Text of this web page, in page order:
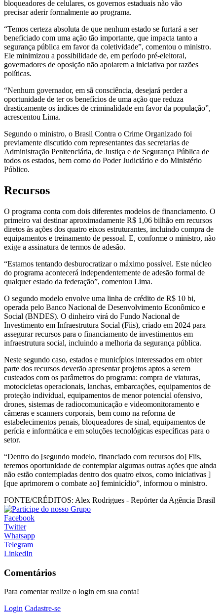
bloqueadores de celulares, os governos estaduais não vão
precisar aderir formalmente ao programa.
“Temos certeza absoluta de que nenhum estado se furtará a ser
beneficiado com uma ação tão importante, que impacta tanto a
segurança pública em favor da coletividade”, comentou o ministro.
Ele minimizou a possibilidade de, em período pré-eleitoral,
governadores de oposição não apoiarem a iniciativa por razões
políticas.
“Nenhum governador, em sã consciência, desejará perder a
oportunidade de ter os benefícios de uma ação que reduza
drasticamente os índices de criminalidade em favor da população”,
acrescentou Lima.
Segundo o ministro, o Brasil Contra o Crime Organizado foi
previamente discutido com representantes das secretarias de
Administração Penitenciária, de Justiça e de Segurança Pública de
todos os estados, bem como do Poder Judiciário e do Ministério
Público.
Recursos
O programa conta com dois diferentes modelos de financiamento. O
primeiro vai destinar aproximadamente R$ 1,06 bilhão em recursos
diretos às ações dos quatro eixos estruturantes, incluindo compra de
equipamentos e treinamento de pessoal. E, conforme o ministro, não
exige a assinatura de termos de adesão.
“Estamos tentando desburocratizar o máximo possível. Este núcleo
do programa acontecerá independentemente de adesão formal de
qualquer estado da federação”, comentou Lima.
O segundo modelo envolve uma linha de crédito de R$ 10 bi,
operada pelo Banco Nacional de Desenvolvimento Econômico e
Social (BNDES). O dinheiro virá do Fundo Nacional de
Investimento em Infraestrutura Social (Fiis), criado em 2024 para
assegurar recursos para o financiamento de investimentos em
infraestrutura social, incluindo a melhoria da segurança pública.
Neste segundo caso, estados e municípios interessados em obter
parte dos recursos deverão apresentar projetos aptos a serem
custeados com os parâmetros do programa: compra de viaturas,
motocicletas operacionais, lanchas, embarcações, equipamentos de
proteção individual, equipamentos de menor potencial ofensivo,
drones, sistemas de radiocomunicação e videomonitoramento e
câmeras e scanners corporais, bem como na reforma de
estabelecimentos penais, bloqueadores de sinal, equipamentos de
perícia e informática e em soluções tecnológicas específicas para o
setor.
“Dentro do [segundo modelo, financiado com recursos do] Fiis,
teremos oportunidade de contemplar algumas outras ações que ainda
não estão contempladas dentro dos quatro eixos, como iniciativas ]
[que aprimorem o combate ao] feminicídio”, informou o ministro.
FONTE/CRÉDITOS: Alex Rodrigues - Repórter da Agência Brasil
Facebook
Twitter
Whatsapp
Telegram
LinkedIn
Comentários
Para comentar realize o login em sua conta!
Login Cadastre-se